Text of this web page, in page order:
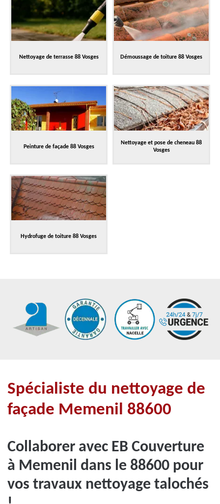
Nettoyage de terrasse 88 Vosges Démoussage de toiture 88 Vosges
Peinture de façade 88 Vosges
Nettoyage et pose de cheneau 88
Vosges
Hydrofuge de toiture 88 Vosges
Spécialiste du nettoyage de
façade Memenil 88600
Collaborer avec EB Couverture
à Memenil dans le 88600 pour
vos travaux nettoyage talochés